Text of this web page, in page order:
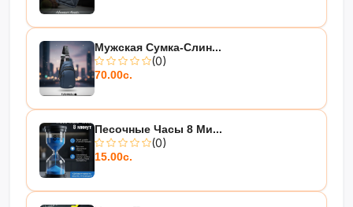
Мужская Сумка-Слин...
(0)
70.00с.
Песочные Часы 8 Ми...
(0)
15.00с.